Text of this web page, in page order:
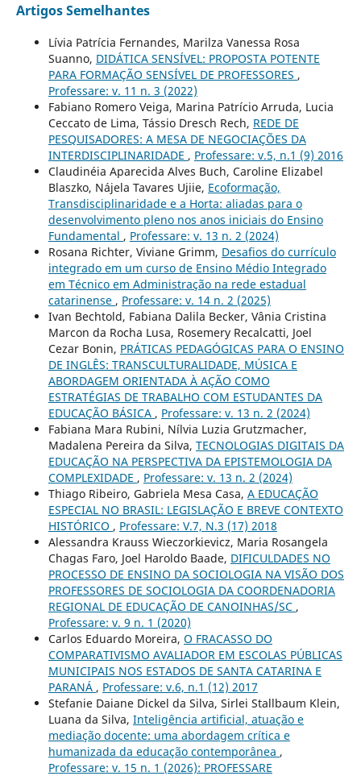
Artigos Semelhantes
Lívia Patrícia Fernandes, Marilza Vanessa Rosa
Suanno, DIDÁTICA SENSÍVEL: PROPOSTA POTENTE
PARA FORMAÇÃO SENSÍVEL DE PROFESSORES ,
Professare: v. 11 n. 3 (2022)
Fabiano Romero Veiga, Marina Patrício Arruda, Lucia
Ceccato de Lima, Tássio Dresch Rech, REDE DE
PESQUISADORES: A MESA DE NEGOCIAÇÕES DA
INTERDISCIPLINARIDADE , Professare: v.5, n.1 (9) 2016
Claudinéia Aparecida Alves Buch, Caroline Elizabel
Blaszko, Nájela Tavares Ujiie, Ecoformação,
Transdisciplinaridade e a Horta: aliadas para o
desenvolvimento pleno nos anos iniciais do Ensino
Fundamental , Professare: v. 13 n. 2 (2024)
Rosana Richter, Viviane Grimm, Desafios do currículo
integrado em um curso de Ensino Médio Integrado
em Técnico em Administração na rede estadual
catarinense , Professare: v. 14 n. 2 (2025)
Ivan Bechtold, Fabiana Dalila Becker, Vânia Cristina
Marcon da Rocha Lusa, Rosemery Recalcatti, Joel
Cezar Bonin, PRÁTICAS PEDAGÓGICAS PARA O ENSINO
DE INGLÊS: TRANSCULTURALIDADE, MÚSICA E
ABORDAGEM ORIENTADA À AÇÃO COMO
ESTRATÉGIAS DE TRABALHO COM ESTUDANTES DA
EDUCAÇÃO BÁSICA , Professare: v. 13 n. 2 (2024)
Fabiana Mara Rubini, Nílvia Luzia Grutzmacher,
Madalena Pereira da Silva, TECNOLOGIAS DIGITAIS DA
EDUCAÇÃO NA PERSPECTIVA DA EPISTEMOLOGIA DA
COMPLEXIDADE , Professare: v. 13 n. 2 (2024)
Thiago Ribeiro, Gabriela Mesa Casa, A EDUCAÇÃO
ESPECIAL NO BRASIL: LEGISLAÇÃO E BREVE CONTEXTO
HISTÓRICO , Professare: V.7, N.3 (17) 2018
Alessandra Krauss Wieczorkievicz, Maria Rosangela
Chagas Faro, Joel Haroldo Baade, DIFICULDADES NO
PROCESSO DE ENSINO DA SOCIOLOGIA NA VISÃO DOS
PROFESSORES DE SOCIOLOGIA DA COORDENADORIA
REGIONAL DE EDUCAÇÃO DE CANOINHAS/SC ,
Professare: v. 9 n. 1 (2020)
Carlos Eduardo Moreira, O FRACASSO DO
COMPARATIVISMO AVALIADOR EM ESCOLAS PÚBLICAS
MUNICIPAIS NOS ESTADOS DE SANTA CATARINA E
PARANÁ , Professare: v.6, n.1 (12) 2017
Stefanie Daiane Dickel da Silva, Sirlei Stallbaum Klein,
Luana da Silva, Inteligência artificial, atuação e
mediação docente: uma abordagem crítica e
humanizada da educação contemporânea ,
Professare: v. 15 n. 1 (2026): PROFESSARE